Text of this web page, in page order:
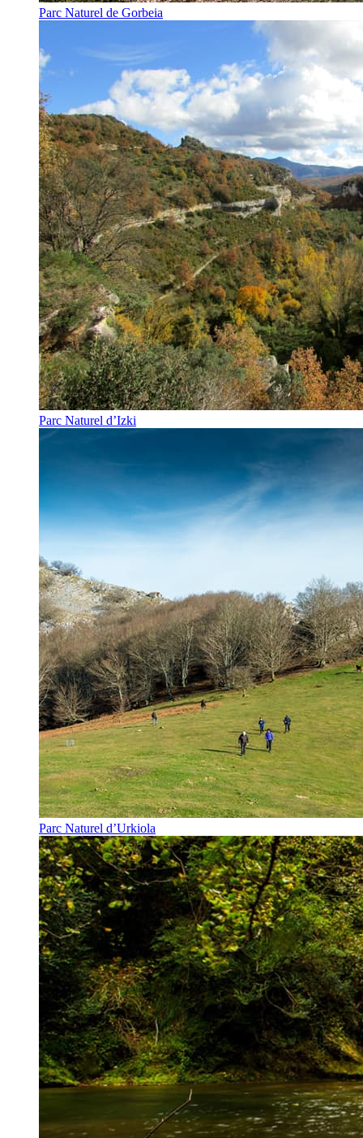
Parc Naturel de Gorbeia
Parc Naturel d’Izki
Parc Naturel d’Urkiola